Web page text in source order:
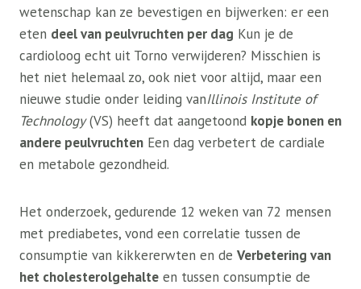
wetenschap kan ze bevestigen en bijwerken: er een
eten deel van peulvruchten per dag Kun je de
cardioloog echt uit Torno verwijderen? Misschien is
het niet helemaal zo, ook niet voor altijd, maar een
nieuwe studie onder leiding vanIllinois Institute of
Technology(VS) heeft dat aangetoond kopje bonen en
andere peulvruchten Een dag verbetert de cardiale
en metabole gezondheid.
Het onderzoek, gedurende 12 weken van 72 mensen
met prediabetes, vond een correlatie tussen de
consumptie van kikkererwten en de Verbetering van
het cholesterolgehalte en tussen consumptie de